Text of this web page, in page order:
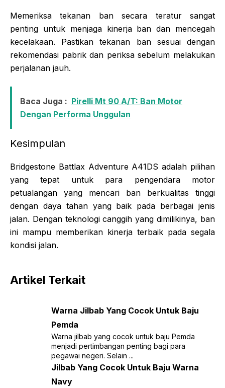
Memeriksa tekanan ban secara teratur sangat
penting untuk menjaga kinerja ban dan mencegah
kecelakaan. Pastikan tekanan ban sesuai dengan
rekomendasi pabrik dan periksa sebelum melakukan
perjalanan jauh.
Baca Juga : Pirelli Mt 90 A/T: Ban Motor
Dengan Performa Unggulan
Kesimpulan
Bridgestone Battlax Adventure A41DS adalah pilihan
yang tepat untuk para pengendara motor
petualangan yang mencari ban berkualitas tinggi
dengan daya tahan yang baik pada berbagai jenis
jalan. Dengan teknologi canggih yang dimilikinya, ban
ini mampu memberikan kinerja terbaik pada segala
kondisi jalan.
Artikel Terkait
Warna Jilbab Yang Cocok Untuk Baju
Pemda
Warna jilbab yang cocok untuk baju Pemda
menjadi pertimbangan penting bagi para
pegawai negeri. Selain ...
Jilbab Yang Cocok Untuk Baju Warna
Navy